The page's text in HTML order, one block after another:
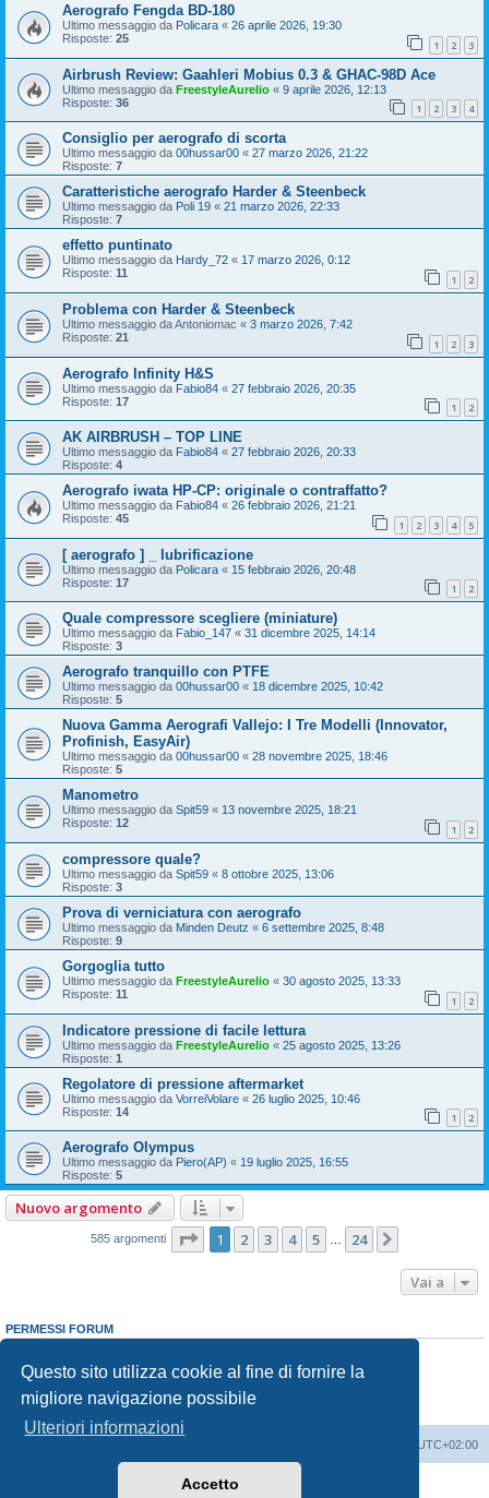
Questo sito utilizza cookie al fine di fornire la
migliore navigazione possibile
Ulteriori informazioni
Accetto
Aerografo Fengda BD-180
Ultimo messaggio da Policara « 26 aprile 2026, 19:30
Risposte: 25 1 2 3
Airbrush Review: Gaahleri Mobius 0.3 & GHAC-98D Ace
Ultimo messaggio da FreestyleAurelio « 9 aprile 2026, 12:13
Risposte: 36 1 2 3 4
Consiglio per aerografo di scorta
Ultimo messaggio da 00hussar00 « 27 marzo 2026, 21:22
Risposte: 7
Caratteristiche aerografo Harder & Steenbeck
Ultimo messaggio da Poli 19 « 21 marzo 2026, 22:33
Risposte: 7
effetto puntinato
Ultimo messaggio da Hardy_72 « 17 marzo 2026, 0:12
Risposte: 11 1 2
Problema con Harder & Steenbeck
Ultimo messaggio daAntoniomac « 3 marzo 2026, 7:42
Risposte: 21 1 2 3
Aerografo Infinity H&S
Ultimo messaggio da Fabio84 « 27 febbraio 2026, 20:35
Risposte: 17 1 2
AK AIRBRUSH – TOP LINE
Ultimo messaggio da Fabio84 « 27 febbraio 2026, 20:33
Risposte: 4
Aerografo iwata HP-CP: originale o contraffatto?
Ultimo messaggio da Fabio84 « 26 febbraio 2026, 21:21
Risposte: 45 1 2 3 4 5
[ aerografo ] _ lubrificazione
Ultimo messaggio da Policara « 15 febbraio 2026, 20:48
Risposte: 17 1 2
Quale compressore scegliere (miniature)
Ultimo messaggio da Fabio_147 « 31 dicembre 2025, 14:14
Risposte: 3
Aerografo tranquillo con PTFE
Ultimo messaggio da 00hussar00 « 18 dicembre 2025, 10:42
Risposte: 5
Nuova Gamma Aerografi Vallejo: I Tre Modelli (Innovator,
Profinish, EasyAir)
Ultimo messaggio da 00hussar00 « 28 novembre 2025, 18:46
Risposte: 5
Manometro
Ultimo messaggio da Spit59 « 13 novembre 2025, 18:21
Risposte: 12 1 2
compressore quale?
Ultimo messaggio da Spit59 « 8 ottobre 2025, 13:06
Risposte: 3
Prova di verniciatura con aerografo
Ultimo messaggio da Minden Deutz « 6 settembre 2025, 8:48
Risposte: 9
Gorgoglia tutto
Ultimo messaggio da FreestyleAurelio « 30 agosto 2025, 13:33
Risposte: 11 1 2
Indicatore pressione di facile lettura
Ultimo messaggio da FreestyleAurelio « 25 agosto 2025, 13:26
Risposte: 1
Regolatore di pressione aftermarket
Ultimo messaggio da VorreiVolare « 26 luglio 2025, 10:46
Risposte: 14 1 2
Aerografo Olympus
Ultimo messaggio da Piero(AP) « 19 luglio 2025, 16:55
Risposte: 5
Nuovo argomento
585 argomenti Pagina di 24
1 2 3 4 5 24
Vai a
PERMESSI FORUM
Non puoi
rispondere negli argomenti
Non puoimodificare i tuoi messaggi
Non puoicancellare i tuoi messaggi
Non puoi
inviare allegati
UTC+02:00
phpBB® Forum Software © phpBB Limited